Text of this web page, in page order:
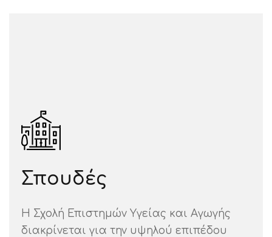
Σπουδές
Η Σχολή Επιστημών Υγείας και Αγωγής
διακρίνεται για την υψηλού επιπέδου